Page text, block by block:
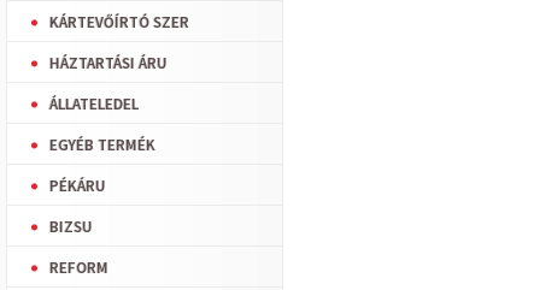
KÁRTEVŐÍRTÓ SZER
HÁZTARTÁSI ÁRU
ÁLLATELEDEL
EGYÉB TERMÉK
PÉKÁRU
BIZSU
REFORM